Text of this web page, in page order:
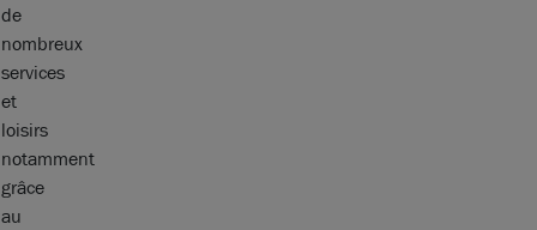
de
nombreux
services
et
loisirs
notamment
grâce
au